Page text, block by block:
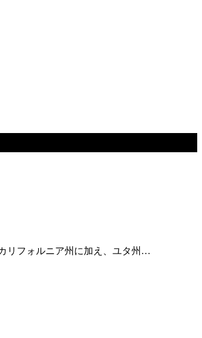
リフォルニア州に加え、ユタ州…